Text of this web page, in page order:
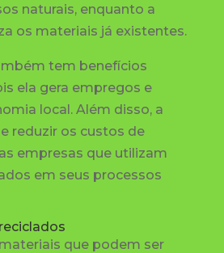
naturais, enquanto a
os materiais já existentes.
tem benefícios
ela gera empregos e
local. Além disso, a
reduzir os custos de
empresas que utilizam
em seus processos
que podem ser